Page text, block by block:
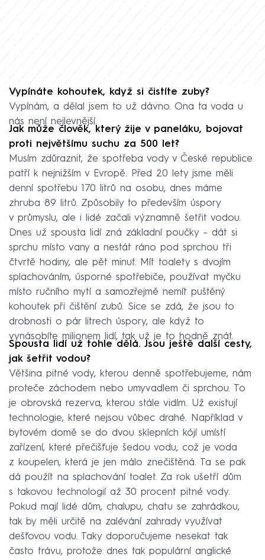
Vypínáte kohoutek, když si čistíte zuby?
Vypínám, a dělal jsem to už dávno. Ona ta voda u
nás není nejlevnější.
Jak může člověk, který žije v paneláku, bojovat
proti největšímu suchu za 500 let?
Musím zdůraznit, že spotřeba vody v České republice
patří k nejnižším v Evropě. Před 20 lety jsme měli
denní spotřebu 170 litrů na osobu, dnes máme
zhruba 89 litrů. Způsobily to především úspory
v průmyslu, ale i lidé začali významně šetřit vodou.
Dnes už spousta lidí zná základní poučky – dát si
sprchu místo vany a nestát ráno pod sprchou tři
čtvrtě hodiny, ale pět minut. Mít toalety s dvojím
splachováním, úsporné spotřebiče, používat myčku
místo ručního mytí a samozřejmě nemít puštěný
kohoutek při čištění zubů. Sice se zdá, že jsou to
drobnosti o pár litrech úspory, ale když to
vynásobíte milionem lidí, tak už je to hodně znát.
Spousta lidí už tohle dělá. Jsou ještě další cesty,
jak šetřit vodou?
Většina pitné vody, kterou denně spotřebujeme, nám
proteče záchodem nebo umyvadlem či sprchou. To
je obrovská rezerva, kterou stále vidím. Už existují
technologie, které nejsou vůbec drahé. Například v
bytovém domě se do dvou sklepních kójí umístí
zařízení, které přečišťuje šedou vodu, což je voda
z koupelen, která je jen málo znečištěná. Ta se pak
dá použít na splachování toalet. Za rok ušetří dům
s takovou technologií až 30 procent pitné vody.
Pokud mají lidé dům, chalupu, chatu se zahrádkou,
tak by měli určitě na zalévání zahrady využívat
dešťovou vodu. Taky doporučujeme nesekat tak
často trávu, protože dnes tak populární anglické